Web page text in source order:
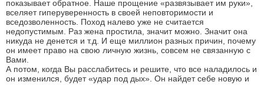
показывает обратное. Наше прощение «развязывает им руки»,
вселяет гиперуверенность в своей неповторимости и
вседозволенность. Поход налево уже не считается
недопустимым. Раз жена простила, значит можно. Значит она
никуда не денется и т.д. И еще миллион разных причин, почему
он имеет право на свою личную жизнь, совсем не связанную с
Вами.
А потом, когда Вы расслабитесь и решите, что все наладилось и
он изменился, будет «удар под дых». Он найдет себе новую и